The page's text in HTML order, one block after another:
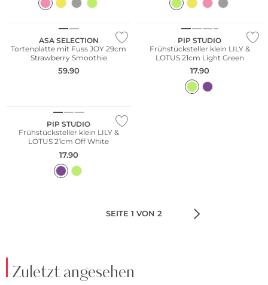
ASA SELECTION
Tortenplatte mit Fuss JOY 29cm
Strawberry Smoothie
59.90
PIP STUDIO
Frühstücksteller klein LILY &
LOTUS 21cm Light Green
17.90
PIP STUDIO
Frühstücksteller klein LILY &
LOTUS 21cm Off White
17.90
SEITE 1 VON 2
Zuletzt angesehen